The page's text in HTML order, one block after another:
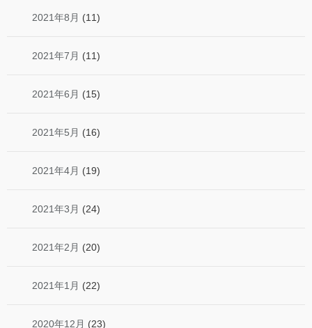
2021年8月 (11)
2021年7月 (11)
2021年6月 (15)
2021年5月 (16)
2021年4月 (19)
2021年3月 (24)
2021年2月 (20)
2021年1月 (22)
2020年12月 (23)